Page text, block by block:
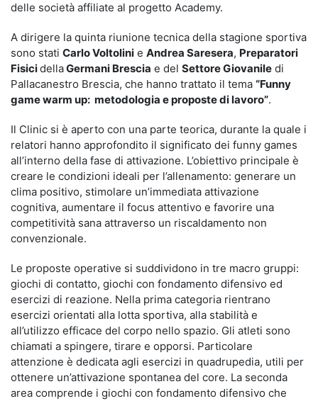
delle società affiliate al progetto Academy.
A dirigere la quinta riunione tecnica della stagione sportiva
sono stati Carlo Voltolini e Andrea Saresera, Preparatori
FisicidellaGermani Brescia e del Settore Giovanile di
Pallacanestro Brescia, che hanno trattato il tema “​​Funny
game warm up: metodologia e proposte di lavoro”.
Il Clinic si è aperto con una parte teorica, durante la quale i
relatori hanno approfondito il significato dei funny games
all’interno della fase di attivazione. L’obiettivo principale è
creare le condizioni ideali per l’allenamento: generare un
clima positivo, stimolare un’immediata attivazione
cognitiva, aumentare il focus attentivo e favorire una
competitività sana attraverso un riscaldamento non
convenzionale.
Le proposte operative si suddividono in tre macro gruppi:
giochi di contatto, giochi con fondamento difensivo ed
esercizi di reazione. Nella prima categoria rientrano
esercizi orientati alla lotta sportiva, alla stabilità e
all’utilizzo efficace del corpo nello spazio. Gli atleti sono
chiamati a spingere, tirare e opporsi. Particolare
attenzione è dedicata agli esercizi in quadrupedia, utili per
ottenere un’attivazione spontanea del core. La seconda
area comprende i giochi con fondamento difensivo che